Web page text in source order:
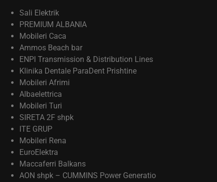
Sali Elektrik
PREMIUM ALBANIA
Mobileri Caca
Ammos Beach bar
ENPI Transmission & Distribution Lines
Klinika Dentale ParaDent Prishtine
Mobileri Afrimi
Albaelettrica
Mobileri Turi
SIRETA 2F shpk
ITE GRUP
Mobileri Rena
EuroElektra
Maccaferri Balkans
AON shpk – CUMMINS Power Generatio